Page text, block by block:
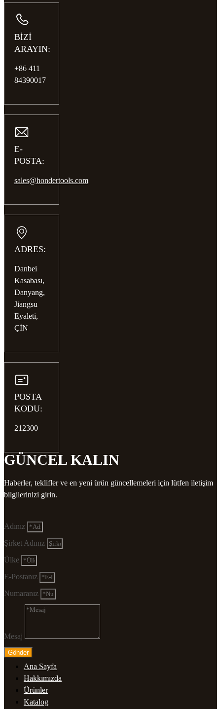
BİZİ
ARAYIN:
+86 411
84390017
E-
POSTA:
sales@hondertools.com
ADRES:
Danbei
Kasabası,
Danyang,
Jiangsu
Eyaleti,
ÇİN
POSTA
KODU:
212300
GÜNCEL KALIN
Haberler, teklifler ve en yeni ürün güncellemeleri için lütfen iletişim
bilgilerinizi girin.
Adınız
Şirket Adınız
Ülke
E-Postanız
Numaranız
Mesaj
Gönder
Ana Sayfa
Hakkımızda
Ürünler
Katalog